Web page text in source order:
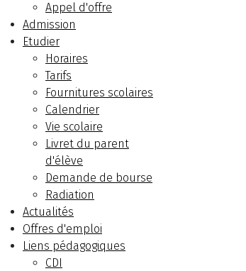
Appel d'offre
Admission
Etudier
Horaires
Tarifs
Fournitures scolaires
Calendrier
Vie scolaire
Livret du parent
d'élève
Demande de bourse
Radiation
Actualités
Offres d'emploi
Liens pédagogiques
CDI